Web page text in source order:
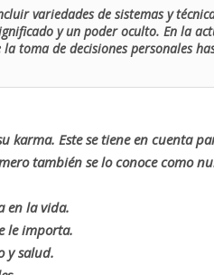
variedades de sistemas y
y un poder oculto. En la
toma de decisiones personales
karma. Este se tiene en cuenta
también se lo conoce como
en la vida.
le importa.
y salud.